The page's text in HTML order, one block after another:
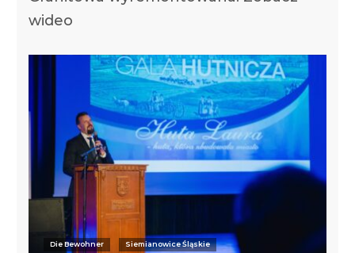
wideo
Die Bewohner Siemianowice Śląskie